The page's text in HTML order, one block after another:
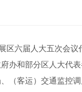
六届人大五次会议
办和部分区人大代
客运）交通监控调